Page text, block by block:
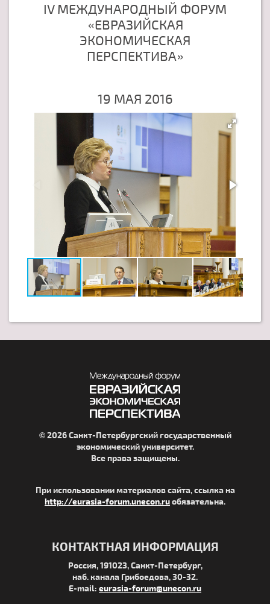
IV МЕЖДУНАРОДНЫЙ ФОРУМ
«ЕВРАЗИЙСКАЯ
ЭКОНОМИЧЕСКАЯ
ПЕРСПЕКТИВА»
19 МАЯ 2016
© 2026 Санкт-Петербургский государственный
экономический университет.
Все права защищены.
При использовании материалов сайта, ссылка на
http://eurasia-forum.unecon.ruобязательна.
КОНТАКТНАЯ ИНФОРМАЦИЯ
Россия, 191023, Санкт-Петербург,
наб. канала Грибоедова, 30-32.
E-mail: eurasia-forum@unecon.ru